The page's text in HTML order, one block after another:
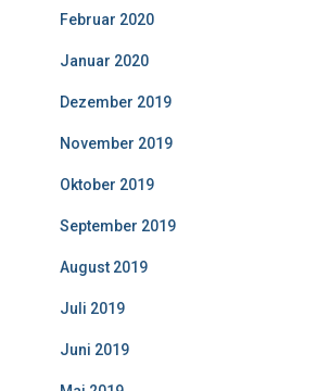
Februar 2020
Januar 2020
Dezember 2019
November 2019
Oktober 2019
September 2019
August 2019
Juli 2019
Juni 2019